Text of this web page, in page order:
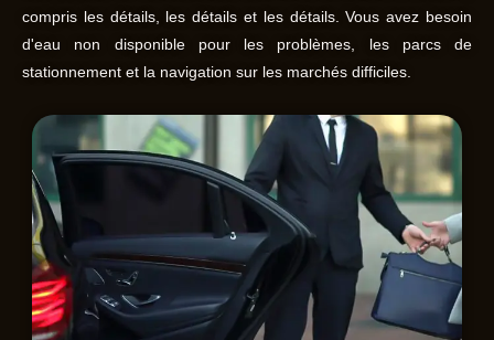
compris les détails, les détails et les détails. Vous avez besoin
d'eau non disponible pour les problèmes, les parcs de
stationnement et la navigation sur les marchés difficiles.